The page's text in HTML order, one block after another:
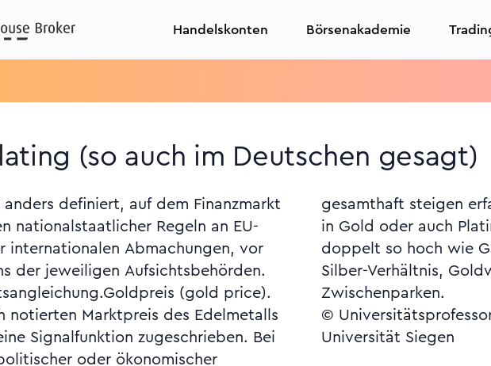
Handelskonten Börsenakademie
(so auch im Deutschen gesagt)
definiert, auf dem Finanzmarkt
nationalstaatlicher Regeln an EU-
internationalen Abmachungen, vor
der jeweiligen Aufsichtsbehörden.
(gold price).
notierten Marktpreis des Edelmetalls
Signalfunktion zugeschrieben. Bei
oder ökonomischer
erfahrungsgemäss viele Anleger
Platin (Platin notiert in der Regel
wie Gold) um. Siehe Feinheit, Gold-
Goldwert, Karat, Troy-Unze, Unze,
Zwischenparken.
©
Universität Siegen